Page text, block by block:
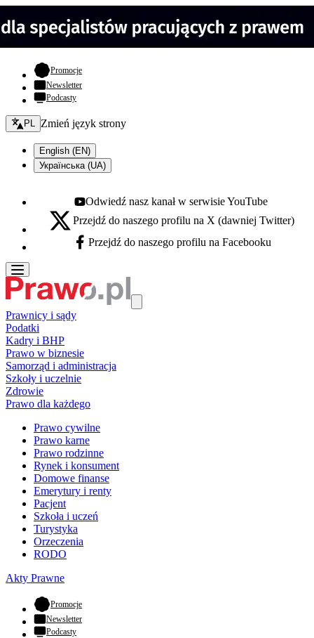
Promocje- otwiera się w nowej karcie
Newsletter
Podcasty
Zmień język - bieżący:
PL Zmień język strony
English (EN)
Українська (UA)
Youtube - otwiera się w nowej karcie
Odwiedź nasz kanał w serwisie YouTube
X - otwiera się w nowej karcie
Przejdź do naszego profilu na X (dawniej Twitter)
Facebook - otwiera się w nowej karcie
Przejdź do naszego profilu na Facebooku
Prawnicy i sądy
Podatki
Kadry i BHP
Prawo w biznesie
Samorząd i administracja
Szkoły i uczelnie
Zdrowie
Prawo dla każdego
Prawo cywilne
Prawo karne
Prawo rodzinne
Rynek i konsument
Domowe finanse
Emerytury i renty
Pacjent
Szkoła i uczeń
Turystyka
Orzeczenia
RODO
Akty Prawne
Promocje- otwiera się w nowej karcie
Newsletter
Podcasty